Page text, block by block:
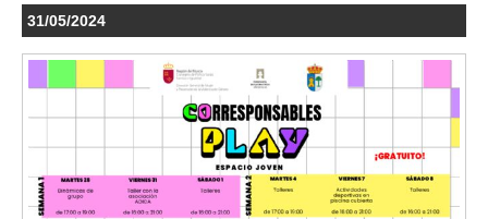
31/05/2024